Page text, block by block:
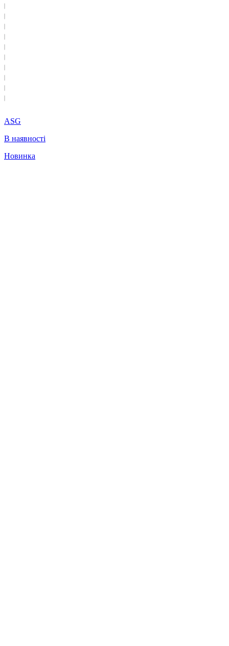
ASG
В наявності
Новинка